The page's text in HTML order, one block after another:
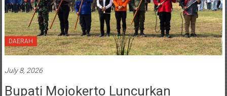
DAERAH
July 8, 2026
Bupati Mojokerto Luncurkan